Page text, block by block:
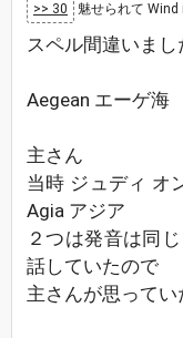
>> 30 魅せられて Wind is blowing
スペル間違いまし
Aegean エーゲ海
主さん
当時 ジュディ オ
Agia アジア
２つは発音は同
話していたので
主さんが思って